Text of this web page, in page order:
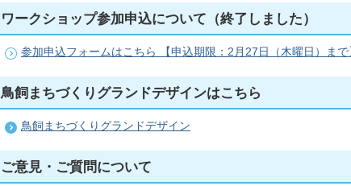
ワークショップ参加申込について（終了しました）
参加申込フォームはこちら 【申込期限：2月27日（木曜日）まで
鳥飼まちづくりグランドデザインはこちら
鳥飼まちづくりグランドデザイン
ご意見・ご質問について